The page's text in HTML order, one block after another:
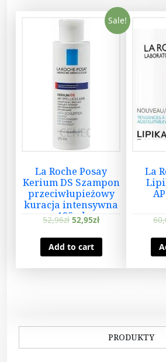
Sale!
La Roche Posay
Kerium DS Szampon
przeciwłupieżowy
kuracja intensywna
125ml
52,96zł 52,95zł
Add to cart
La
PRODUKTY